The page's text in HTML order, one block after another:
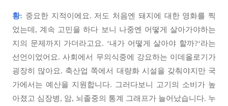
황: 중요한 지적이에요. 저도 처음엔 돼지에 대한 영화를 찍
었는데, 계속 고민을 하다 보니 나중엔 어떻게 살아가야하는
지의 문제까지 가더라고요. ‘내가 어떻게 살아야 할까?‘라는
선언이었어요. 사회에서 무의식중에 강요하는 이데올로기가
굉장히 많아요. 축산업 쪽에서 대량화 시설을 갖춰야지만 국
가에서는 예산을 지원합니다. 그러다보니 고기의 소비가 높
아졌고 심장병, 암, 뇌졸중의 통계 그래프가 늘어났습니다. 누